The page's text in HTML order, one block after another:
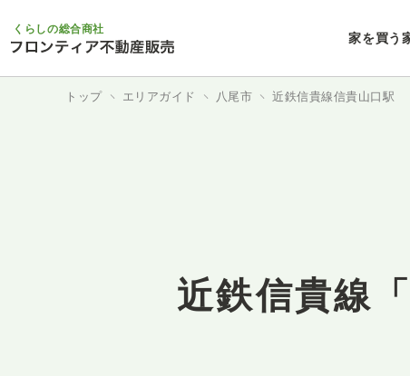
くらしの総合商社
家を買う
トップ エリアガイド 八尾市 近鉄信貴線信貴山口駅
近鉄信貴線